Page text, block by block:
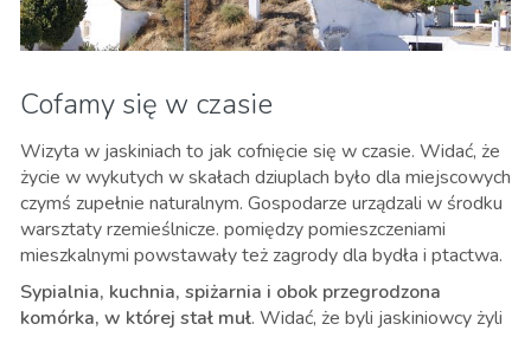
Cofamy się w czasie
Wizyta w jaskiniach to jak cofnięcie się w czasie. Widać, że
życie w wykutych w skałach dziuplach było dla miejscowych
czymś zupełnie naturalnym. Gospodarze urządzali w środku
warsztaty rzemieślnicze. pomiędzy pomieszczeniami
mieszkalnymi powstawały też zagrody dla bydła i ptactwa.
Sypialnia, kuchnia, spiżarnia i obok przegrodzona
komórka, w której stał muł. Widać, że byli jaskiniowcy żyli